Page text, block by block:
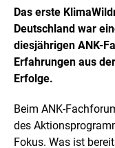
e
t
B
i
l
d
n
e
i
n
Das erste
Deutschland war
diesjährigen ANK-
Erfahrungen aus
Erfolge.
Beim ANK-
des
Fokus. Was ist